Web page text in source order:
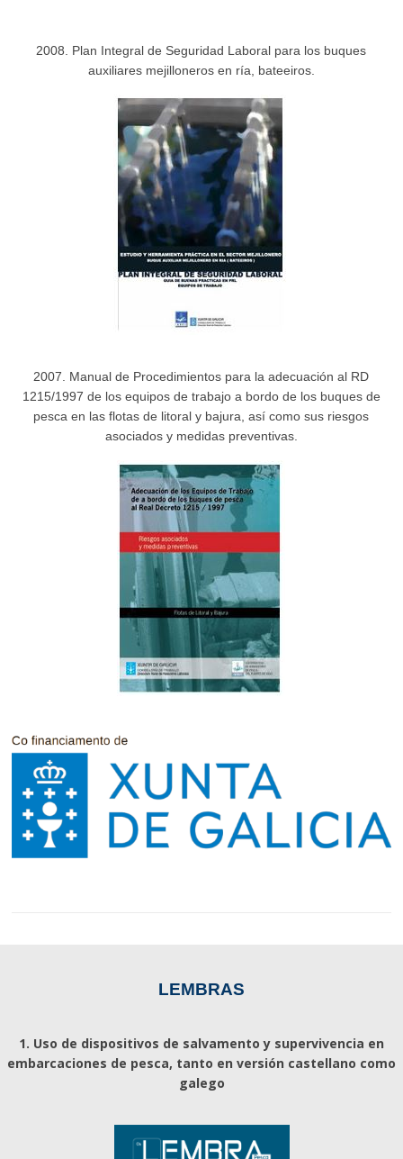
2008. Plan Integral de Seguridad Laboral para los buques
auxiliares mejilloneros en ría, bateeiros.
2007. Manual de Procedimientos para la adecuación al RD
1215/1997 de los equipos de trabajo a bordo de los buques de
pesca en las flotas de litoral y bajura, así como sus riesgos
asociados y medidas preventivas.
LEMBRAS
1. Uso de dispositivos de salvamento y supervivencia en
embarcaciones de pesca, tanto en versión castellano como
galego